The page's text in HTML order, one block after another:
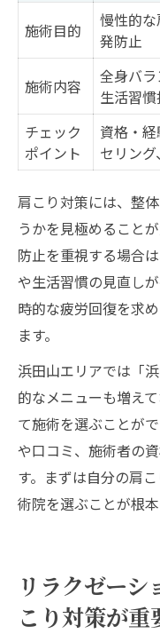
施術目的
慢性的
発防止
施術内容
全身バ
生活習
チェック
ポイント
資格・
セリング
肩こり対策には、整
うかを見極めること
防止を重視する場合
や生活習慣の見直し
時的な疲労回復を求
ます。
浜田山エリアでは「
的なメニューも増え
て施術を選ぶことが
や口コミ、施術者の
す。まずは自分の肩
術院を選ぶことが根
リラクゼーシ
こり対策が重